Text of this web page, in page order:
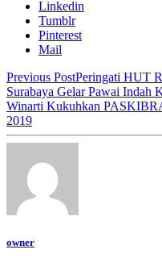
Linkedin
Tumblr
Pinterest
Mail
Previous PostPeringati HUT
Surabaya Gelar Pawai Indah
Winarti Kukuhkan
2019
owner